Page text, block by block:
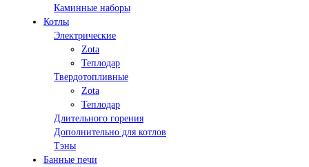
Каминные наборы
Котлы
Электрические
Zota
Теплодар
Твердотопливные
Zota
Теплодар
Длительного горения
Дополнительно для котлов
Тэны
Банные печи